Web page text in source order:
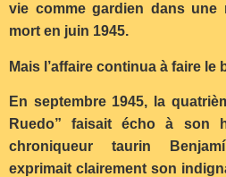
vie comme gardien dans une
mort en juin 1945.
Mais l’affaire continua à faire le
En septembre 1945, la
Ruedo” faisait écho à son
chroniqueur taurin
exprimait clairement son